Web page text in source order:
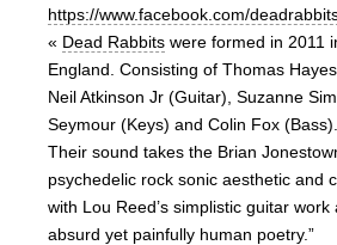
https://www.facebook.com/
« Dead Rabbits were formed in 2011
England. Consisting of Thomas
Neil Atkinson Jr (Guitar), Suzanne
Seymour (Keys) and Colin Fox (Bass).
Their sound takes the Brian
psychedelic rock sonic aesthetic and
with Lou Reed’s simplistic guitar work
absurd yet painfully human poetry.”